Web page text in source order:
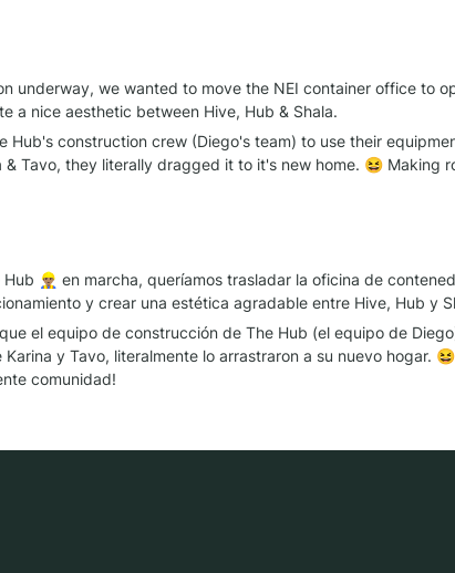
underway, we wanted to move the NEI container office to
a nice aesthetic between Hive, Hub & Shala.
Hub's construction crew (Diego's team) to use their
& Tavo, they literally dragged it to it's new home. 😆 Making
👷🏽‍♂ en marcha, queríamos trasladar la oficina de
y crear una estética agradable entre Hive, Hub y
el equipo de construcción de The Hub (el equipo de
y Tavo, literalmente lo arrastraron a su nuevo hogar.
comunidad!